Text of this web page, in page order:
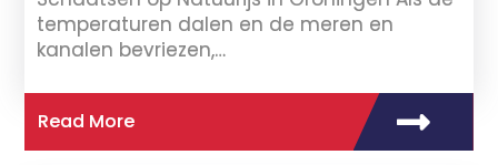
temperaturen dalen en de meren en
kanalen bevriezen,…
Read More